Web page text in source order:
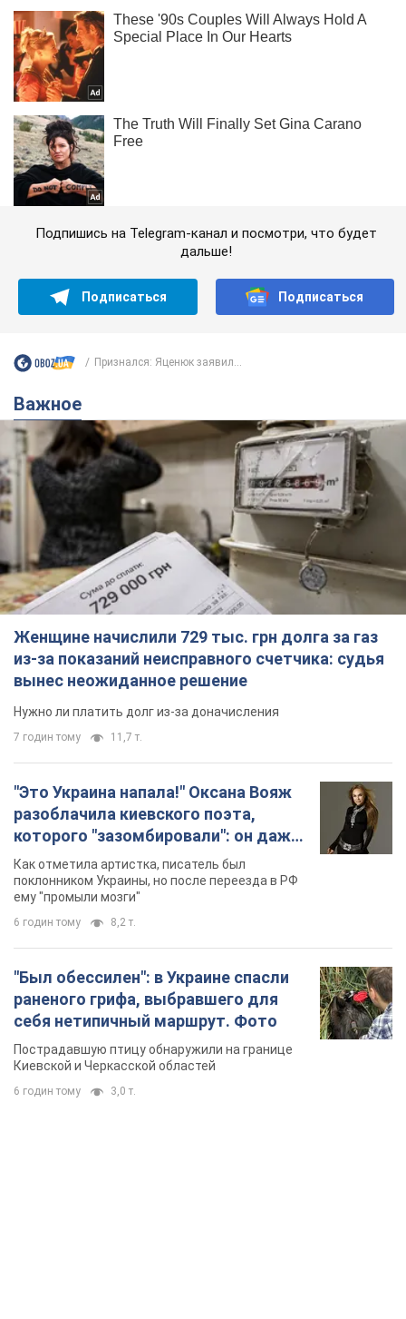
Подпишись на Telegram-канал и посмотри, что будет
дальше!
Подписаться Подписаться
Признался: Яценюк заявил...
Важное
Женщине начислили 729 тыс. грн долга за газ
из-за показаний неисправного счетчика: судья
вынес неожиданное решение
Нужно ли платить долг из-за доначисления
7 годин тому 11,7 т.
"Это Украина напала!" Оксана Вояж
разоблачила киевского поэта,
которого "зазомбировали": он даже
русского не знал, а теперь хочет
геноцида украинцев
Как отметила артистка, писатель был
поклонником Украины, но после переезда в РФ
ему "промыли мозги"
6 годин тому 8,2 т.
"Был обессилен": в Украине спасли
раненого грифа, выбравшего для
себя нетипичный маршрут. Фото
Пострадавшую птицу обнаружили на границе
Киевской и Черкасской областей
6 годин тому 3,0 т.